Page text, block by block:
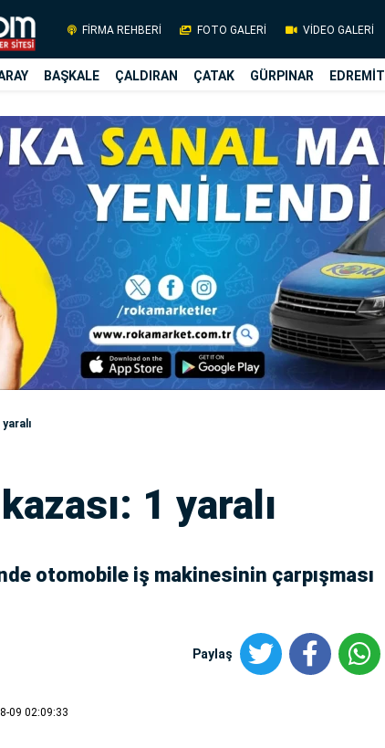
FİRMA REHBERİ FOTO GALERİ VİDEO GALERİ
BAŞKALE ÇALDIRAN ÇATAK GÜRPINAR EDREMİT
1 yaralı
otomobile iş makinesinin çarpışması
Paylaş
09 02:09:33